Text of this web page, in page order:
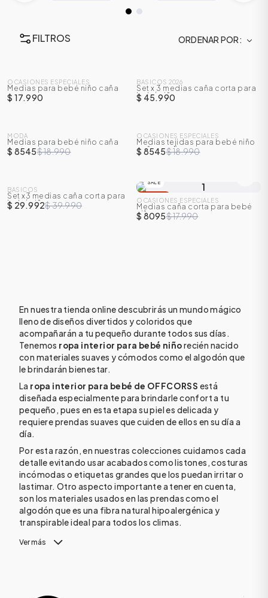
FILTROS ORDENAR POR
OCASIONES ESPECIALES
Medias para bebé niño caña
corta
$ 17.990
BASICOS 2026
Set x 3 medias caña corta para
bebé niño
$ 45.990
-55%
MODA
Medias para bebé niño caña
corta
$ 8545$ 18.990
-55%
OCASIONES ESPECIALES
Medias tejidas para bebé niño
caña media
$ 8545$ 18.990
-25%
BASICOS
Set x3 medias caña corta para
bebé niño
$ 29.992$ 39.990
-55%
SALE
OCASIONES ESPECIALES
Medias caña corta para bebé
niño
$ 8095$ 17.990
En nuestra tienda online descubrirás un mundo mágico
lleno de diseños divertidos y coloridos que
acompañarán a tu pequeño durante todos sus días.
Tenemos ropa interior para bebé niñorecién nacido
con materiales suaves y cómodos como el algodón que
le brindarán bienestar.
La ropa interior para bebé de OFFCORSS está
diseñada especialmente para brindarle confort a tu
pequeño, pues en esta etapa su piel es delicada y
requiere prendas suaves que cuiden de ellos en su día a
día.
Por esta razón, en nuestras colecciones cuidamos cada
detalle evitando usar acabados como listones, costuras
incómodas o etiquetas grandes que los puedan irritar o
lastimar. Otro aspecto importante a tener en cuenta,
son los materiales usados en las prendas como el
algodón que es una fibra natural hipoalergénica y
transpirable ideal para todos los climas.
Ver más